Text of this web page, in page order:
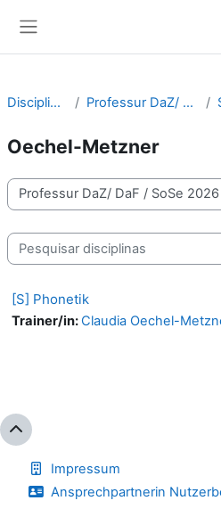
Disciplinas Professur DaZ/ DaF
Oechel-Metzner
Categorias de disciplinas
Pesquisar disciplinas
[S] Phonetik
Trainer/in:Claudia Oechel-
Impressum
Ansprechpartnerin